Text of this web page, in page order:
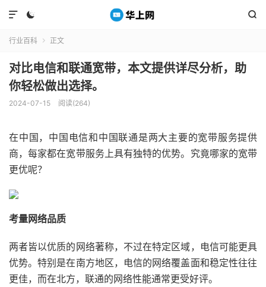
 

行业百科  正文
对比电信和联通宽带，本文提供详尽分析，助
你轻松做出选择。
2024-07-15 阅读(264)
在中国，中国电信和中国联通是两大主要的宽带服务提供
商，每家都在宽带服务上具有独特的优势。究竟哪家的宽带
更优呢？
考量网络品质
两者皆以优质的网络著称，不过在特定区域，电信可能更具
优势。特别是在南方地区，电信的网络覆盖面和稳定性往往
更佳，而在北方，联通的网络性能通常更受好评。